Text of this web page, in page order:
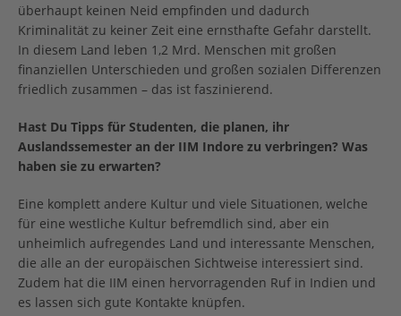
überhaupt keinen Neid empfinden und dadurch
Kriminalität zu keiner Zeit eine ernsthafte Gefahr darstellt.
In diesem Land leben 1,2 Mrd. Menschen mit großen
finanziellen Unterschieden und großen sozialen Differenzen
friedlich zusammen – das ist faszinierend.
Hast Du Tipps für Studenten, die planen, ihr
Auslandssemester an der IIM Indore zu verbringen? Was
haben sie zu erwarten?
Eine komplett andere Kultur und viele Situationen, welche
für eine westliche Kultur befremdlich sind, aber ein
unheimlich aufregendes Land und interessante Menschen,
die alle an der europäischen Sichtweise interessiert sind.
Zudem hat die IIM einen hervorragenden Ruf in Indien und
es lassen sich gute Kontakte knüpfen.